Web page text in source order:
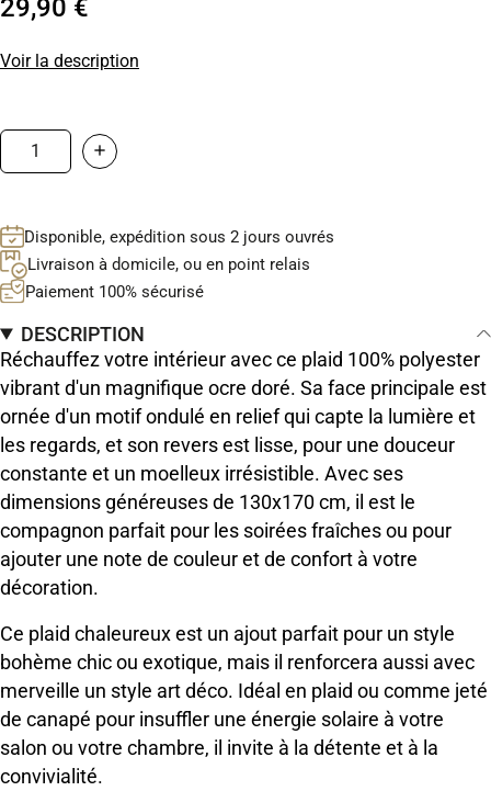
29,90 €
Voir la description
Disponible, expédition sous 2 jours ouvrés
Livraison à domicile, ou en point relais
Paiement 100% sécurisé
DESCRIPTION
Réchauffez votre intérieur avec ce plaid 100% polyester
vibrant d'un magnifique ocre doré. Sa face principale est
ornée d'un motif ondulé en relief qui capte la lumière et
les regards, et son revers est lisse, pour une douceur
constante et un moelleux irrésistible. Avec ses
dimensions généreuses de 130x170 cm, il est le
compagnon parfait pour les soirées fraîches ou pour
ajouter une note de couleur et de confort à votre
décoration.
Ce plaid chaleureux est un ajout parfait pour un style
bohème chic ou exotique, mais il renforcera aussi avec
merveille un style art déco. Idéal en plaid ou comme jeté
de canapé pour insuffler une énergie solaire à votre
salon ou votre chambre, il invite à la détente et à la
convivialité.